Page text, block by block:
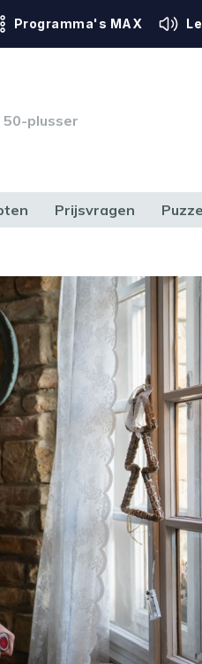
Programma's MAX
plusser
Prijsvragen